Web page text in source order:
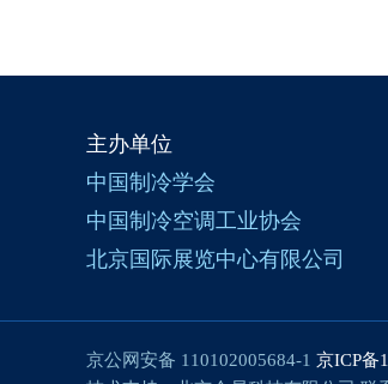
主办单位
中国制冷学会
中国制冷空调工业协会
北京国际展览中心有限公司
京公网安备 110102005684-1 京ICP备